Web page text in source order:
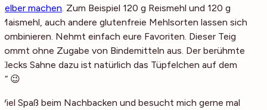
selber machen . Zum Beispiel 120 g Reismehl und 120 g
Maismehl, auch andere glutenfreie Mehlsorten lassen sich
kombinieren. Nehmt einfach eure Favoriten. Dieser Teig
kommt ohne Zugabe von Bindemitteln aus. Der berühmte
Klecks Sahne dazu ist natürlich das Tüpfelchen auf dem
„i“ 😉
Viel Spaß beim Nachbacken und besucht mich gerne mal